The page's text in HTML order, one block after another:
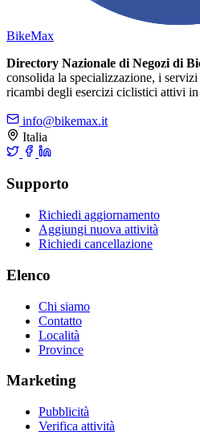
BikeMax
Directory Nazionale di Negozi di
consolida la specializzazione, i
ricambi degli esercizi ciclistici attivi
info@bikemax.it
Italia
Supporto
Richiedi aggiornamento
Aggiungi nuova attività
Richiedi cancellazione
Elenco
Chi siamo
Contatto
Località
Province
Marketing
Pubblicità
Verifica attività